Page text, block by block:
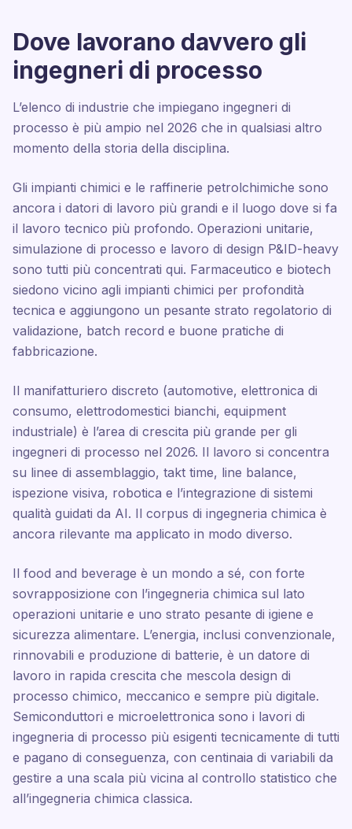
Dove lavorano davvero gli
ingegneri di processo
L’elenco di industrie che impiegano ingegneri di
processo è più ampio nel 2026 che in qualsiasi altro
momento della storia della disciplina.
Gli impianti chimici e le raffinerie petrolchimiche sono
ancora i datori di lavoro più grandi e il luogo dove si fa
il lavoro tecnico più profondo. Operazioni unitarie,
simulazione di processo e lavoro di design P&ID-heavy
sono tutti più concentrati qui. Farmaceutico e biotech
siedono vicino agli impianti chimici per profondità
tecnica e aggiungono un pesante strato regolatorio di
validazione, batch record e buone pratiche di
fabbricazione.
Il manifatturiero discreto (automotive, elettronica di
consumo, elettrodomestici bianchi, equipment
industriale) è l’area di crescita più grande per gli
ingegneri di processo nel 2026. Il lavoro si concentra
su linee di assemblaggio, takt time, line balance,
ispezione visiva, robotica e l’integrazione di sistemi
qualità guidati da AI. Il corpus di ingegneria chimica è
ancora rilevante ma applicato in modo diverso.
Il food and beverage è un mondo a sé, con forte
sovrapposizione con l’ingegneria chimica sul lato
operazioni unitarie e uno strato pesante di igiene e
sicurezza alimentare. L’energia, inclusi convenzionale,
rinnovabili e produzione di batterie, è un datore di
lavoro in rapida crescita che mescola design di
processo chimico, meccanico e sempre più digitale.
Semiconduttori e microelettronica sono i lavori di
ingegneria di processo più esigenti tecnicamente di tutti
e pagano di conseguenza, con centinaia di variabili da
gestire a una scala più vicina al controllo statistico che
all’ingegneria chimica classica.